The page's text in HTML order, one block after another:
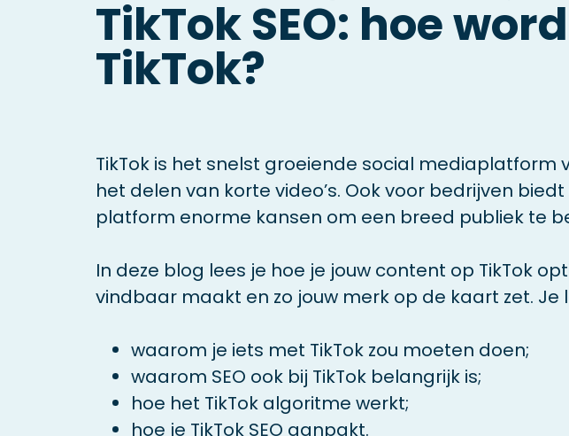
TikTok SEO: hoe
TikTok?
TikTok is het snelst groeiende social mediaplatform
het delen van korte video’s. Ook voor bedrijven
platform enorme kansen om een breed publiek te
In deze blog lees je hoe je jouw content op TikTok
vindbaar maakt en zo jouw merk op de kaart zet. Je
waarom je iets met TikTok zou moeten doen;
waarom SEO ook bij TikTok belangrijk is;
hoe het TikTok algoritme werkt;
hoe je TikTok SEO aanpakt.